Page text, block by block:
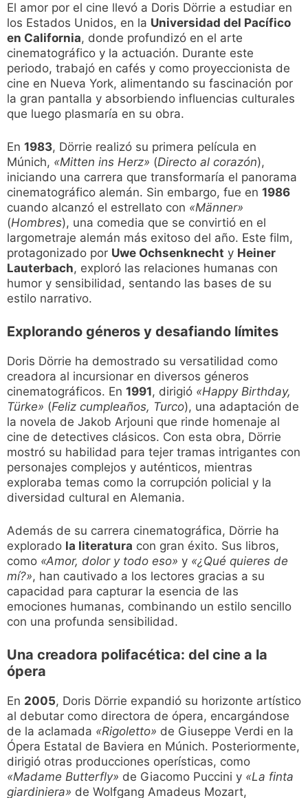
El amor por el cine llevó a Doris Dörrie a estudiar en
los Estados Unidos, en la Universidad del Pacífico
en California, donde profundizó en el arte
cinematográfico y la actuación. Durante este
periodo, trabajó en cafés y como proyeccionista de
cine en Nueva York, alimentando su fascinación por
la gran pantalla y absorbiendo influencias culturales
que luego plasmaría en su obra.
En 1983, Dörrie realizó su primera película en
Múnich, «Mitten ins Herz» (Directo al corazón),
iniciando una carrera que transformaría el panorama
cinematográfico alemán. Sin embargo, fue en 1986
cuando alcanzó el estrellato con «Männer»
(Hombres), una comedia que se convirtió en el
largometraje alemán más exitoso del año. Este film,
protagonizado por Uwe Ochsenknecht y Heiner
Lauterbach, exploró las relaciones humanas con
humor y sensibilidad, sentando las bases de su
estilo narrativo.
Explorando géneros y desafiando límites
Doris Dörrie ha demostrado su versatilidad como
creadora al incursionar en diversos géneros
cinematográficos. En 1991, dirigió «Happy Birthday,
Türke» (Feliz cumpleaños, Turco), una adaptación de
la novela de Jakob Arjouni que rinde homenaje al
cine de detectives clásicos. Con esta obra, Dörrie
mostró su habilidad para tejer tramas intrigantes con
personajes complejos y auténticos, mientras
exploraba temas como la corrupción policial y la
diversidad cultural en Alemania.
Además de su carrera cinematográfica, Dörrie ha
explorado la literatura con gran éxito. Sus libros,
como «Amor, dolor y todo eso» y «¿Qué quieres de
mí?», han cautivado a los lectores gracias a su
capacidad para capturar la esencia de las
emociones humanas, combinando un estilo sencillo
con una profunda sensibilidad.
Una creadora polifacética: del cine a la
ópera
En 2005, Doris Dörrie expandió su horizonte artístico
al debutar como directora de ópera, encargándose
de la aclamada «Rigoletto» de Giuseppe Verdi en la
Ópera Estatal de Baviera en Múnich. Posteriormente,
dirigió otras producciones operísticas, como
«Madame Butterfly» de Giacomo Puccini y «La finta
giardiniera» de Wolfgang Amadeus Mozart,